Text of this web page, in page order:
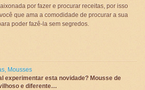
por fazer e procurar receitas, por isso
que ama a comodidade de procurar a sua
poder fazê-la sem segredos.
, Mousses
experimentar esta novidade? Mousse de
e diferente…